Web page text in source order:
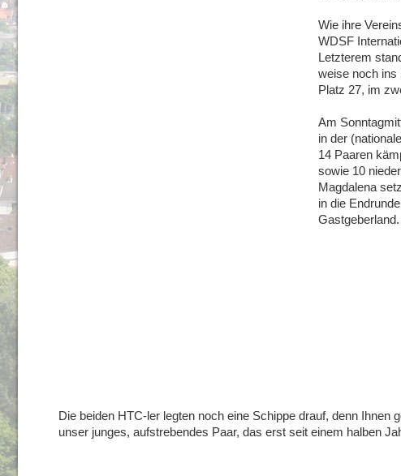
Wie ihre
WDSF
Letzterem
weise noch ins
Platz 27, im
Am
in der
14 Paaren
sowie 10
Magdalena
in die
Gastgeberland.
Die beiden HTC-ler legten noch eine Schippe drauf, denn
unser junges, aufstrebendes Paar, das erst seit einem halben